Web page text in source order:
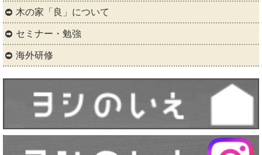
木の家「良」について
セミナー・勉強
海外研修